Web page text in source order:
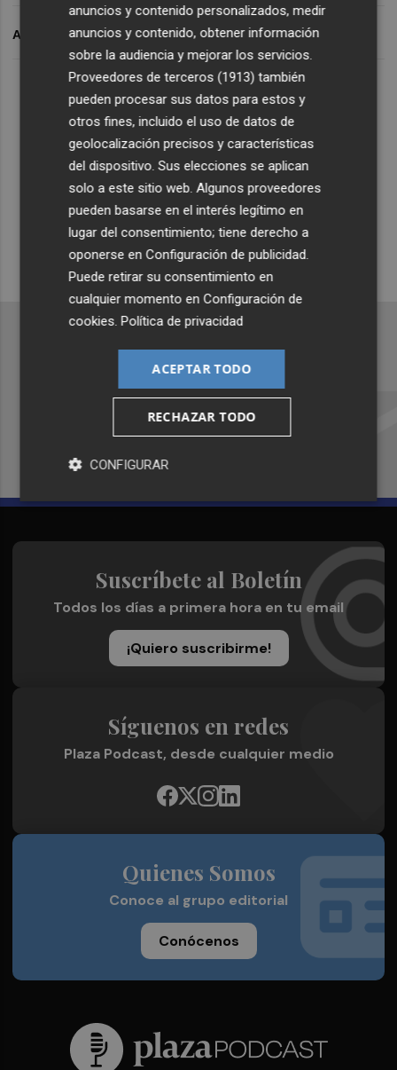
Lo Más Escuchado
Suscríbete al canal de
Whatsapp
Siempre al día de las últimas noticias
¡Quiero suscribirme!
ARCHIVADO EN
Recibe toda la actualidad de
Plaza Podcast en tu correo
Suscríbete al Boletín
Todos los días a primera hora en tu email
¡Quiero suscribirme!
Síguenos en redes
Plaza Podcast, desde cualquier medio
Quienes Somos
Conoce al grupo editorial
Conócenos
anuncios y contenido personalizados, medir
anuncios y contenido, obtener información
sobre la audiencia y mejorar los servicios.
Proveedores de terceros (1913) también
pueden procesar sus datos para estos y
otros fines, incluido el uso de datos de
geolocalización precisos y características
del dispositivo. Sus elecciones se aplican
solo a este sitio web. Algunos proveedores
pueden basarse en el interés legítimo en
lugar del consentimiento; tiene derecho a
oponerse enConfiguración de publicidad.
Puede retirar su consentimiento en
cualquier momento enConfiguración de
cookies.Política de privacidad
ACEPTAR TODO
RECHAZAR TODO
CONFIGURAR